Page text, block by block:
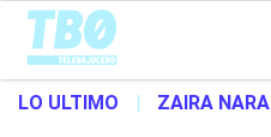
Cargando...
LO ULTIMO | ZAIRA NARA